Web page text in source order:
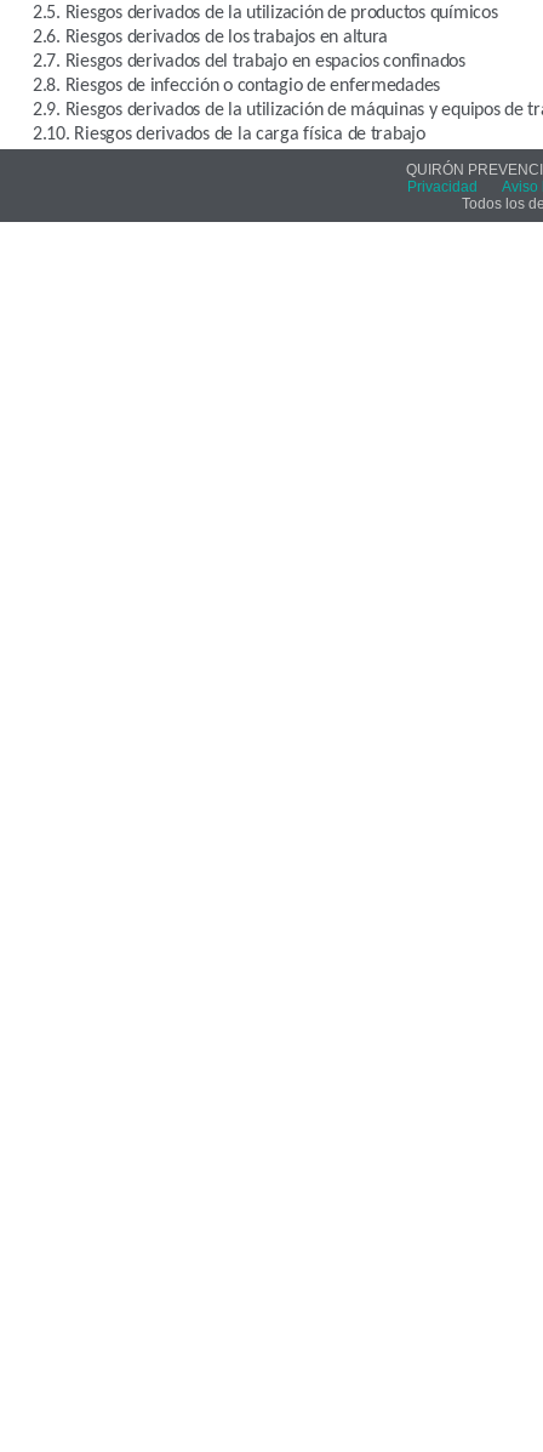
2.5. Riesgos derivados de la utilización de productos químicos
2.6. Riesgos derivados de los trabajos en altura
2.7. Riesgos derivados del trabajo en espacios confinados
2.8. Riesgos de infección o contagio de enfermedades
2.9. Riesgos derivados de la utilización de máquinas y equipos de
2.10. Riesgos derivados de la carga física de trabajo
QUIRÓN
Privacidad
Aviso
Todos los